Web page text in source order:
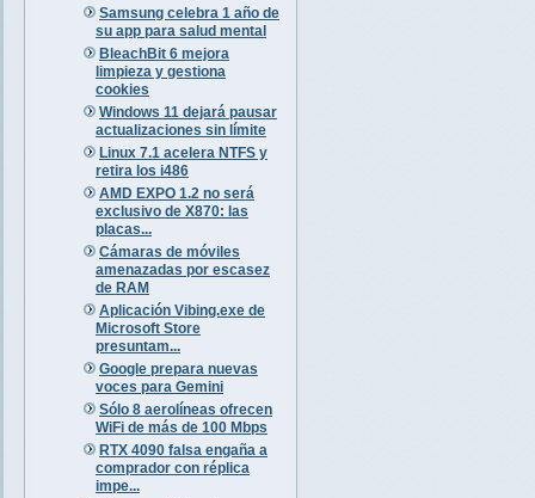
Samsung celebra 1 año de
su app para salud mental
BleachBit 6 mejora
limpieza y gestiona
cookies
Windows 11 dejará pausar
actualizaciones sin límite
Linux 7.1 acelera NTFS y
retira los i486
AMD EXPO 1.2 no será
exclusivo de X870: las
placas...
Cámaras de móviles
amenazadas por escasez
de RAM
Aplicación Vibing.exe de
Microsoft Store
presuntam...
Google prepara nuevas
voces para Gemini
Sólo 8 aerolíneas ofrecen
WiFi de más de 100 Mbps
RTX 4090 falsa engaña a
comprador con réplica
impe...